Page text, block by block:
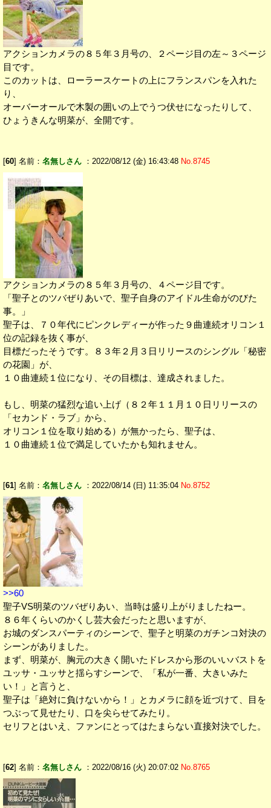
アクションカメラの８５年３月号の、２ページ目の左～３ページ
目です。
このカットは、ローラースケートの上にフランスパンを入れた
り、
オーバーオールで木製の囲いの上でうつ伏せになったりして、
ひょうきんな明菜が、全開です。
[60] 名前： 名無しさん ：2022/08/12 (金) 16:43:48 No.8745
アクションカメラの８５年３月号の、４ページ目です。
「聖子とのツバぜりあいで、聖子自身のアイドル生命がのびた
事。」
聖子は、７０年代にピンクレディーが作った９曲連続オリコン１
位の記録を抜く事が、
目標だったそうです。８３年２月３日リリースのシングル「秘密
の花園」が、
１０曲連続１位になり、その目標は、達成されました。
もし、明菜の猛烈な追い上げ（８２年１１月１０日リリースの
「セカンド・ラブ」から、
オリコン１位を取り始める）が無かったら、聖子は、
１０曲連続１位で満足していたかも知れません。
[61] 名前： 名無しさん ：2022/08/14 (日) 11:35:04 No.8752
>>60
聖子VS明菜のツバぜりあい、当時は盛り上がりましたねー。
８６年くらいのかくし芸大会だったと思いますが、
お城のダンスパーティのシーンで、聖子と明菜のガチンコ対決の
シーンがありました。
まず、明菜が、胸元の大きく開いたドレスから形のいいバストを
ユッサ・ユッサと揺らすシーンで、「私が一番、大きいみた
い！」と言うと、
聖子は「絶対に負けないから！」とカメラに顔を近づけて、目を
つぶって見せたり、口を尖らせてみたり。
セリフとはいえ、ファンにとってはたまらない直接対決でした。
[62] 名前： 名無しさん ：2022/08/16 (火) 20:07:02 No.8765